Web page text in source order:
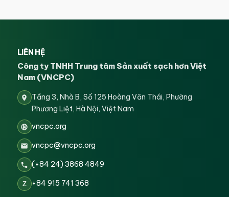
LIÊN HỆ
Công ty TNHH Trung tâm Sản xuất sạch hơn Việt
Nam (VNCPC)
Tầng 3, Nhà B, Số 125 Hoàng Văn Thái, Phường
Phương Liệt, Hà Nội, Việt Nam
vncpc.org
vncpc@vncpc.org
(+84 24) 3868 4849
Z +84 915 741 368